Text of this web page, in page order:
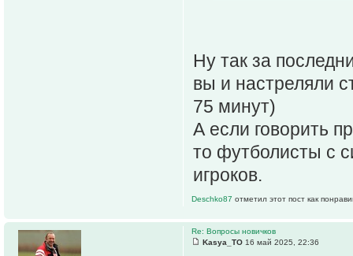
Ну так за
вы и настреляли
75 минут)
А если говорить
то футболисты с
игроков.
Deschko87 отметил этот пост как
Re: Вопросы новичков
Kasya_TO 16 май 2025, 22:36